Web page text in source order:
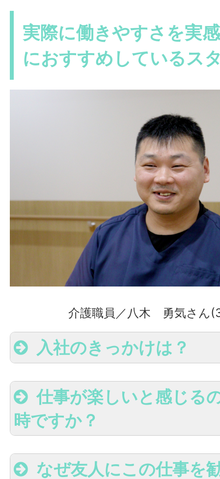
実際に働きやすさを実
におすすめしているス
介護職員／八木 勇気さん
入社のきっかけは？
仕事が楽しいと感じる
時ですか？
なぜ友人にこの仕事を